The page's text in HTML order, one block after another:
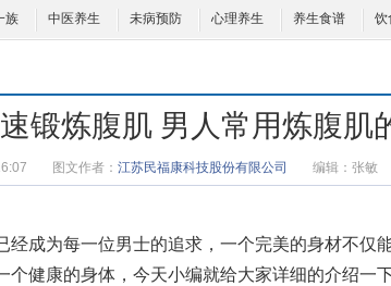
族 中医养生 未病预防 心理养生 养生食谱 饮
锻炼腹肌 男人常用炼腹肌
图文作者： 江苏民福康科技股份有限公司 编辑： 张敏
成为每一位男士的追求，一个完美的身材不仅
个健康的身体，今天小编就给大家详细的介绍一